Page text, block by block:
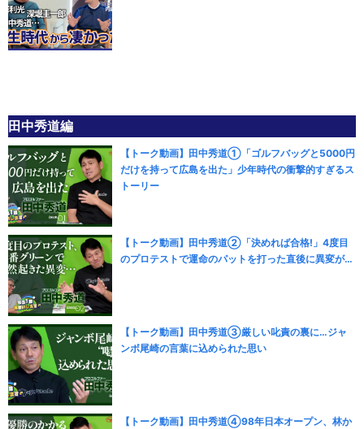
田中秀道編
【トーク動画】田中秀道①「ゴルフバッグと5000円
だけを持って広島を出た」少年時代の衝撃的すぎるス
トーリー
【トーク動画】田中秀道②「決めれば合格!」4度目
のプロテストで運命のパットを打った直後に異変が…
【トーク動画】田中秀道③厳しい叱責の裏に…ジャ
ンボ尾崎の言葉に込められた思い
【トーク動画】田中秀道④98年日本オープン、林か